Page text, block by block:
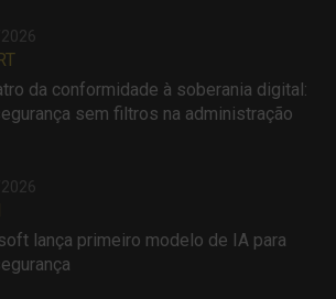
da conformidade à soberania digital:
sem filtros na administração
lança primeiro modelo de IA para